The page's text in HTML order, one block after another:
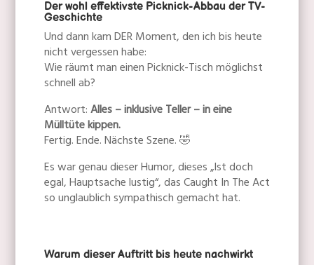
Der wohl effektivste Picknick-Abbau der TV-
Geschichte
Und dann kam DER Moment, den ich bis heute
nicht vergessen habe:
Wie räumt man einen Picknick-Tisch möglichst
schnell ab?
Antwort:Alles – inklusive Teller – in eine
Mülltüte kippen.
Fertig. Ende. Nächste Szene. 🤣
Es war genau dieser Humor, dieses „Ist doch
egal, Hauptsache lustig“, das Caught In The Act
so unglaublich sympathisch gemacht hat.
Warum dieser Auftritt bis heute nachwirkt